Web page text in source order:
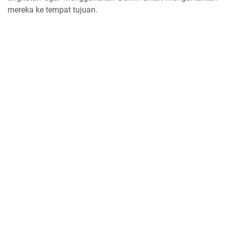
mereka ke tempat tujuan.